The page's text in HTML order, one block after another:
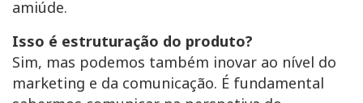
amiúde.
Isso é estruturação do produto?
Sim, mas podemos também inovar ao nível do
marketing e da comunicação. É fundamental